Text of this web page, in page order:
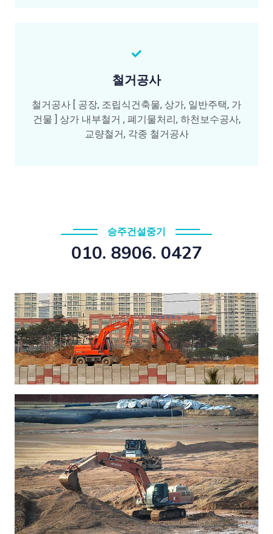
철거공사
철거공사 [ 공장, 조립식건축물, 상가, 일반주택, 가
건물 ] 상가 내부철거 , 폐기물처리, 하천보수공사,
교량철거, 각종 철거공사
승주건설중기
010. 8906. 0427